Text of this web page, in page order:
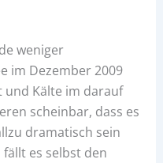
weniger
im Dezember 2009
und Kälte im darauf
scheinbar, dass es
dramatisch sein
es selbst den